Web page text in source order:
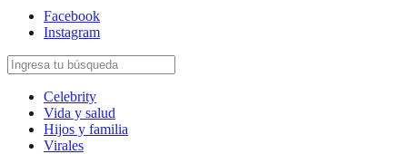
Facebook
Instagram
Celebrity
Vida y salud
Hijos y familia
Virales